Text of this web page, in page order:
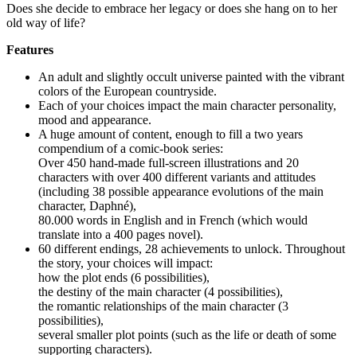
Does she decide to embrace her legacy or does she hang on to her
old way of life?
Features
An adult and slightly occult universe painted with the vibrant
colors of the European countryside.
Each of your choices impact the main character personality,
mood and appearance.
A huge amount of content, enough to fill a two years
compendium of a comic-book series:
Over 450 hand-made full-screen illustrations and 20
characters with over 400 different variants and attitudes
(including 38 possible appearance evolutions of the main
character, Daphné),
80.000 words in English and in French (which would
translate into a 400 pages novel).
60 different endings, 28 achievements to unlock. Throughout
the story, your choices will impact:
how the plot ends (6 possibilities),
the destiny of the main character (4 possibilities),
the romantic relationships of the main character (3
possibilities),
several smaller plot points (such as the life or death of some
supporting characters).